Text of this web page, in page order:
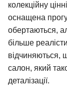
колекційну
оснащена
обертаються,
більше
відчиняються,
салон, який
деталізації.